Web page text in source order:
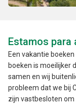
Estamos para
Een vakantie
boeken is moeilijker
samen en wij
probleem dat we bij
zijn vastbesloten om